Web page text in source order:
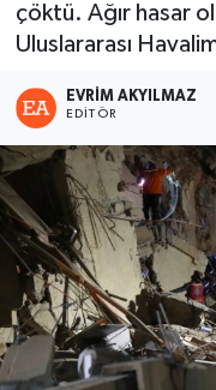
çöktü. Ağır hasar
Uluslararası
EVRIM AKYILMAZ
EDITÖR